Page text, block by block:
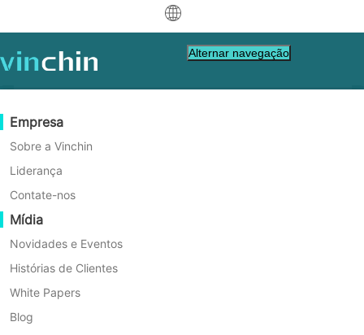
Download Suporte
Contato
de
中文
Proteção de Dados
Backup & Recovery
Replicação em Tempo Real
Proteção Contínua de Dados
Cópia Offsite
Arquivamento
Orquestração de Tarefas
Mobilidade de Cargas de Trabalho
Migração V2V
Virtual
VMware
Hyper-V
Proxmox
XCP-ng
oVirt
H3C CAS/UIS
ZStack
Sangfor HCI
Recursos de Suporte
Base de Conhecimento
Como vídeos fazer
Centro de Ajuda
Eventos ao vivo
Webinars
Demonstração ao Vivo
Histórias de Clientes
Serviços de TI
Guia de Compra
Aprenda Como Comprar
Política de Licenciamento
Perguntas frequentes
Contact
Pedir uma Cotação
Torne-se um Parceiro
Programa de Parceria
Torne-se um Parceiro
Encontre um Parceiro
Encontre um Parceiro Local
Já é parceiro
Portal de Parceiros - Login
Empresa
Sobre a Vinchin
Liderança
Contate-nos
Mídia
Novidades e Eventos
Histórias de Clientes
White Papers
Blog
Alternar navegação
Início Disaster Recovery
Ferroviários com uma Solução
Confiável de Backup?
Os caminhos de ferro dependem de dados
confiáveis para operações seguras. Este
artigo explica os desafios do backup de
modernas como a Vinchin ajudam a manter